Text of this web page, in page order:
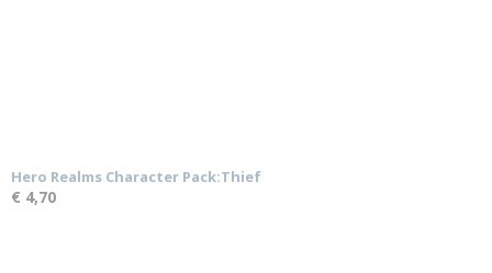
Hero Realms Character Pack:Thief
€ 4,70